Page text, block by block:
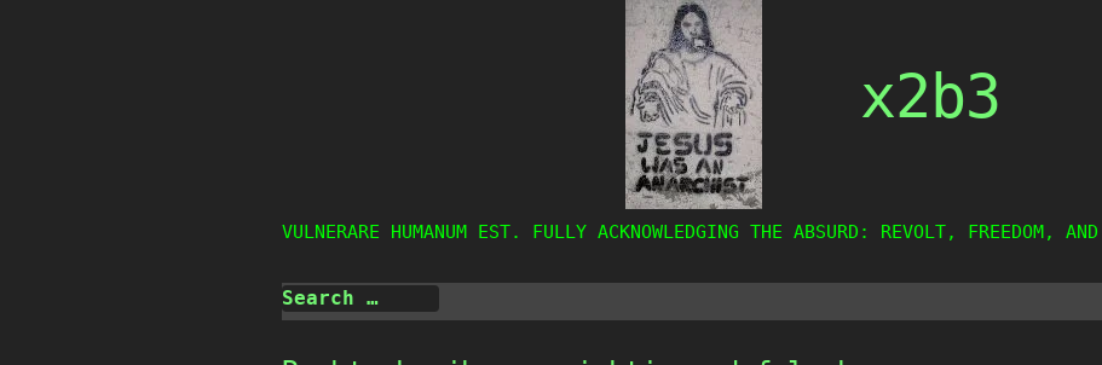
x2b3
VULNERARE HUMANUM EST. FULLY ACKNOWLEDGING THE ABSURD: REVOLT, FREEDOM,